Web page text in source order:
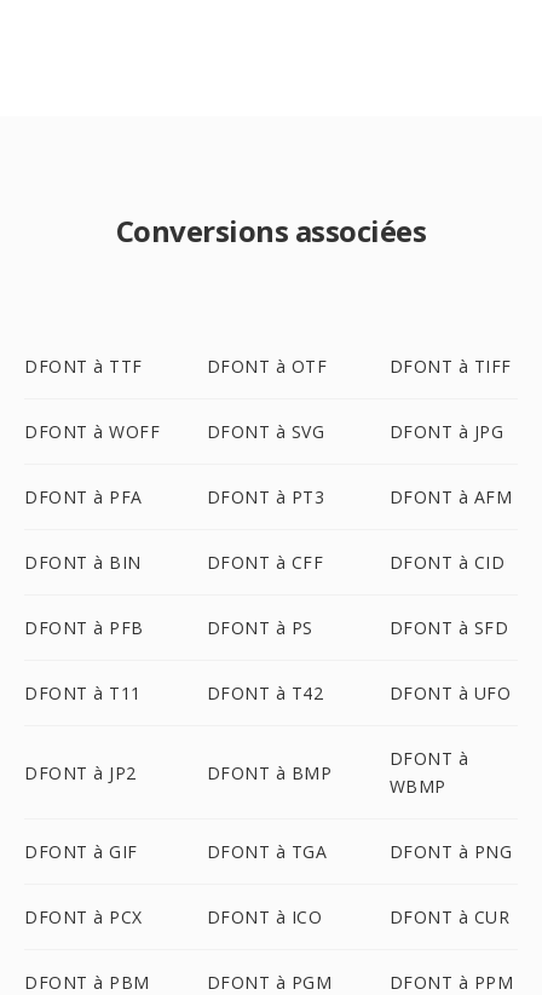
Conversions associées
DFONT à TTF DFONT à OTF DFONT à TIFF
DFONT à WOFF DFONT à SVG DFONT à JPG
DFONT à PFA DFONT à PT3 DFONT à AFM
DFONT à BIN DFONT à CFF DFONT à CID
DFONT à PFB DFONT à PS DFONT à SFD
DFONT à T11 DFONT à T42 DFONT à UFO
DFONT à JP2 DFONT à BMP
DFONT à
WBMP
DFONT à GIF DFONT à TGA DFONT à PNG
DFONT à PCX DFONT à ICO DFONT à CUR
DFONT à PBM DFONT à PGM DFONT à PPM